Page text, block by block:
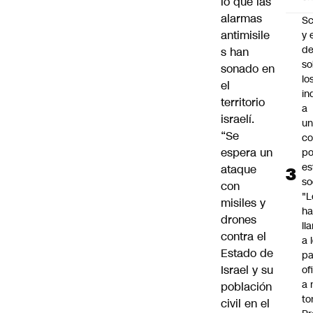
alarmas
antimisile
s han
sonado en
el
territorio
israelí.
“Se
espera un
ataque
con
misiles y
drones
contra el
Estado de
Israel y su
población
civil en el
y
a
a
a